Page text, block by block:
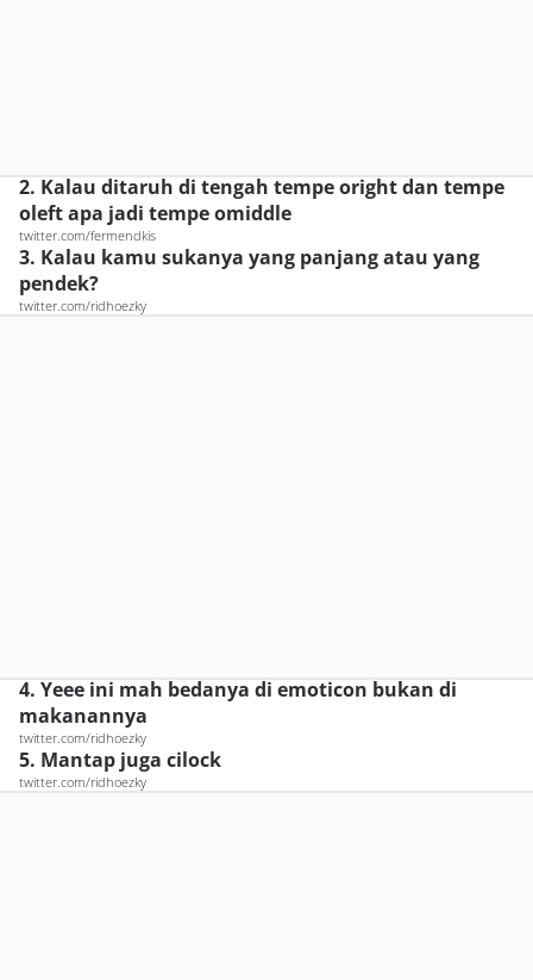
2. Kalau ditaruh di tengah tempe oright dan tempe
oleft apa jadi tempe omiddle
twitter.com/fermendkis
3. Kalau kamu sukanya yang panjang atau yang
pendek?
twitter.com/ridhoezky
4. Yeee ini mah bedanya di emoticon bukan di
makanannya
twitter.com/ridhoezky
5. Mantap juga cilock
twitter.com/ridhoezky